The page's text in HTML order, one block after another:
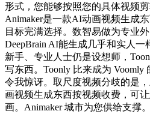
形式，您能够按照您的具体视频
Animaker是一款AI动画视频生成
目标完满选择。数智易做为专业
DeepBrain AI能生成几乎和实人
新手、专业人士仍是设想师，
写东西。Toonly 比来成为
令我惊讶。取尺度视频分歧的是
画视频生成东西按视频收费，可
画。Animaker 城市为您供给支撑